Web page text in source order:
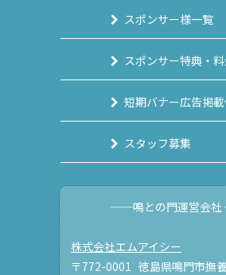
スポンサー様一覧
スポンサー特典・
短期バナー広告掲
スタッフ募集
──鳴との門運営会
株式会社エムアイシー
〒772-0001 徳島県鳴門市撫